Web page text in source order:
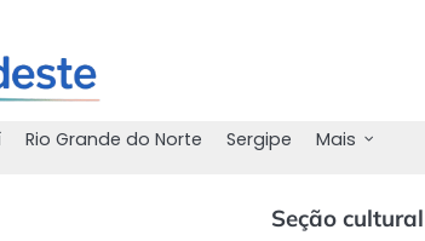
Rio Grande do Norte Sergipe Mais
Seção cultural